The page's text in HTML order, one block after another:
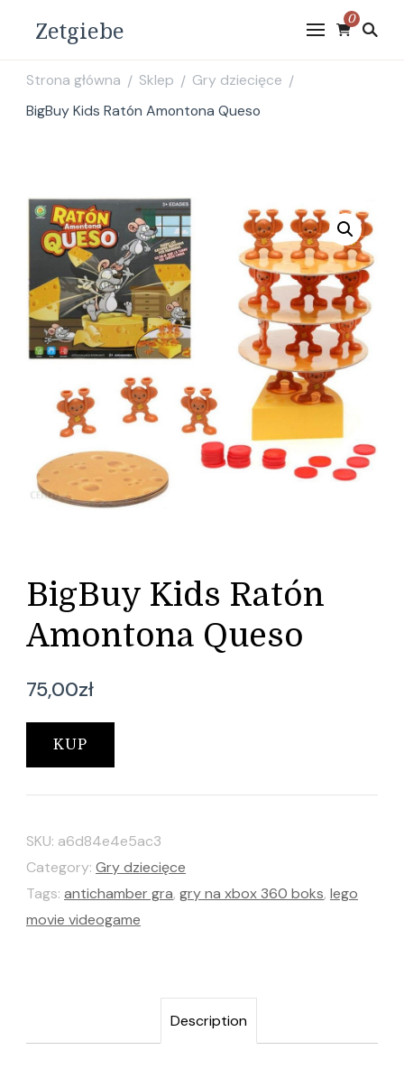
Zetgiebe 0
Strona główna / Sklep / Gry dziecięce /
BigBuy Kids Ratón Amontona Queso
BigBuy Kids Ratón
Amontona Queso
75,00zł
KUP
SKU: a6d84e4e5ac3
Category: Gry dziecięce
Tags: antichamber gra, gry na xbox 360 boks, lego
movie videogame
Description